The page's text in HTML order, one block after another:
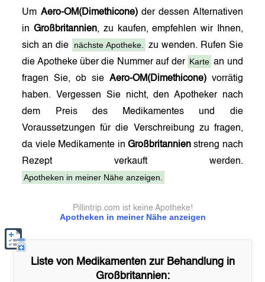
Um Aero-OM(Dimethicone)der dessen Alternativen
inGroßbritannien, zu kaufen, empfehlen wir Ihnen,
sich an die
nächste Apotheke.
zu wenden. Rufen Sie
die Apotheke über die Nummer auf der Karte an und
fragen Sie, ob sie Aero-OM(Dimethicone)vorrätig
haben. Vergessen Sie nicht, den Apotheker nach
dem Preis des Medikamentes und die
Voraussetzungen für die Verschreibung zu fragen,
da viele Medikamente in Großbritannienstreng nach
Rezept verkauft werden.
Apotheken in meiner Nähe anzeigen.
Apotheken in meiner Nähe anzeigen
Pillintrip.com ist keine Apotheke!
Liste von Medikamenten zur Behandlung in
Großbritannien: